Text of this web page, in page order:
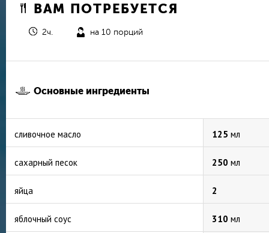
ВАМ ПОТРЕБУЕТСЯ
2ч. на 10 порций
Основные ингредиенты
сливочное масло 125 мл
сахарный песок 250 мл
яйца 2
яблочный соус 310 мл